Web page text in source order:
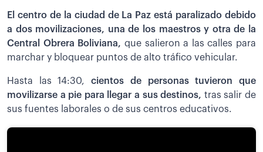
El centro de la ciudad de La Paz está paralizado debido
a dos movilizaciones, una de los maestros y otra de la
Central Obrera Boliviana, que salieron a las calles para
marchar y bloquear puntos de alto tráfico vehicular.
Hasta las 14:30, cientos de personas tuvieron que
movilizarse a pie para llegar a sus destinos, tras salir de
sus fuentes laborales o de sus centros educativos.